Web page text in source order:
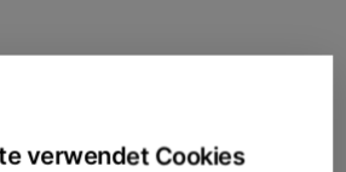
verwendet Cookies